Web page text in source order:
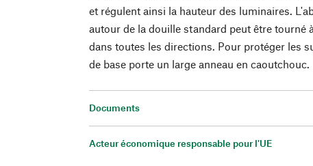
et régulent ainsi la hauteur des luminaires.
autour de la douille standard peut être tourné
dans toutes les directions. Pour protéger les
de base porte un large anneau en caoutchouc.
Documents
Acteur économique responsable pour l'UE